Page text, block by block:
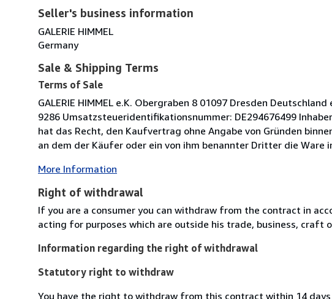
Seller's business information
GALERIE HIMMEL
Germany
Sale & Shipping Terms
Terms of Sale
GALERIE HIMMEL e.K. Obergraben 8 01097 Dresden
9286 Umsatzsteueridentifikationsnummer: DE294676499
hat das Recht, den Kaufvertrag ohne Angabe von Gründen
an dem der Käufer oder ein von ihm benannter Dritter die
More Information
Right of withdrawal
If you are a consumer you can withdraw from the contract in
acting for purposes which are outside his trade, business, craft
Information regarding the right of withdrawal
Statutory right to withdraw
You have the right to withdraw from this contract within 14